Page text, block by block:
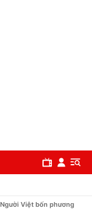
Người Việt bốn phương